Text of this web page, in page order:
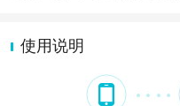
使用说明